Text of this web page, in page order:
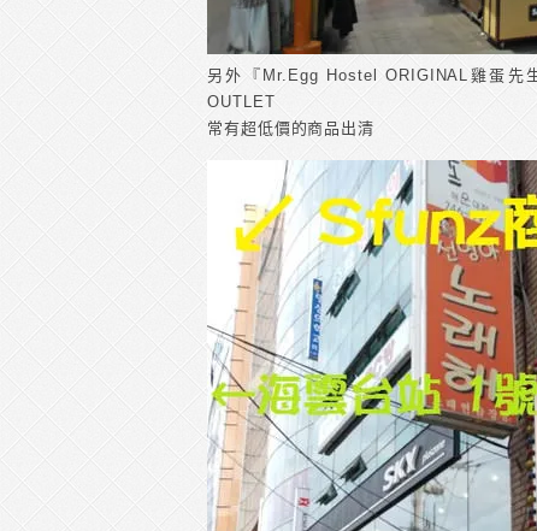
另外『Mr.Egg Hostel ORIGINAL雞蛋
OUTLET
常有超低價的商品出清